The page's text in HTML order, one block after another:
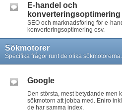
E-handel och
konverteringsoptimering
SEO och marknadsföring för e-
konverteringsoptimering osv.
Sökmotorer
Specifika frågor runt de olika sökmotorerna.
Google
Den största, mest betydande men
sökmotorn att jobba med. Eniro
de har samma index.